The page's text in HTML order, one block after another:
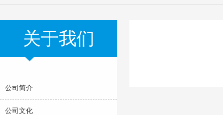
关于我们
公司简介
公司文化